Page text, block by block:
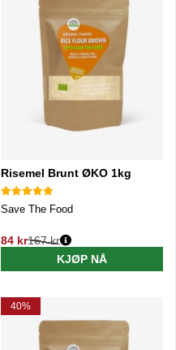
Risemel Brunt ØKO 1kg
Save The Food
84 kr
Vanlig pris:
167 kr
KJØP NÅ
40%